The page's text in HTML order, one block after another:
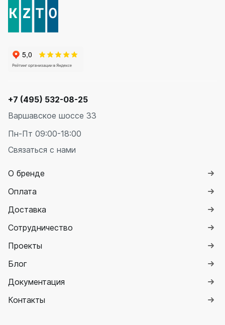
+7 (495) 532-08-25
Варшавское шоссе 33
Пн-Пт 09:00-18:00
Связаться с нами
О бренде
Оплата
Доставка
Сотрудничество
Проекты
Блог
Документация
Контакты